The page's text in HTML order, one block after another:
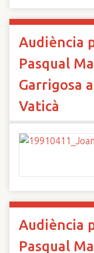
Audiència
Pasqual
Garrigosa
Vaticà
Audiència
Pasqual